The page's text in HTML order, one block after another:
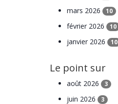
mars 2026 10
février 2026 10
janvier 2026 10
Le point sur
août 2026 3
juin 2026 3